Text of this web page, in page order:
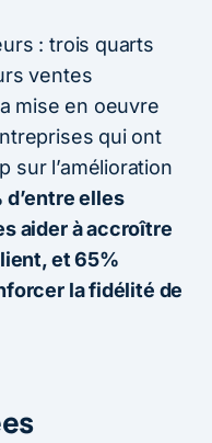
: trois quarts
ventes
mise en oeuvre
qui ont
sur l’amélioration
d’entre elles
aider à accroître
et 65%
la fidélité de